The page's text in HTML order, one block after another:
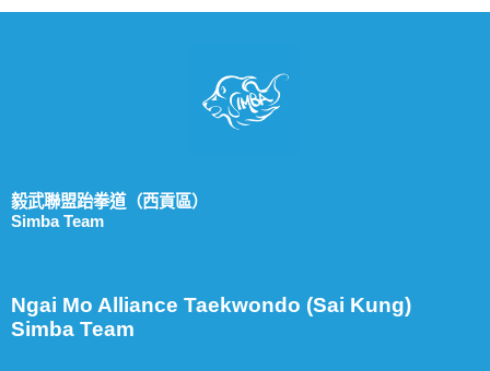
毅武聯盟跆拳道（西貢區）
Simba Team
Ngai Mo Alliance Taekwondo (Sai Kung)
Simba Team